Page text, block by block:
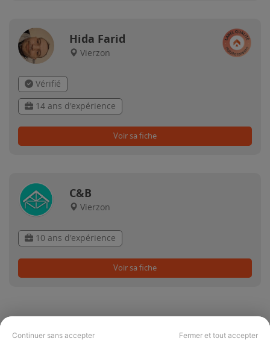
Continuer sans accepter Fermer et tout accepter
Hida Farid
Vierzon
Vérifié
14 ans d'expérience
Voir sa fiche
C&B
Vierzon
10 ans d'expérience
Voir sa fiche